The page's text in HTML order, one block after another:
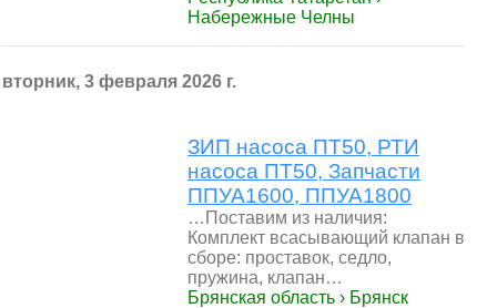
Набережные Челны
вторник, 3 февраля 2026 г.
ЗИП насоса ПТ50, РТИ
насоса ПТ50, Запчасти
ППУА1600, ППУА1800
…Поставим из наличия:
Комплект всасывающий клапан в
сборе: проставок, седло,
пружина, клапан…
Брянская область › Брянск